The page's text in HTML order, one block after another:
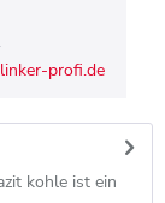
profi.de
kohle ist ein